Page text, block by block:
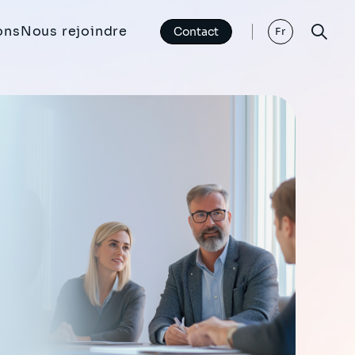
Nous rejoindre Contact Fr